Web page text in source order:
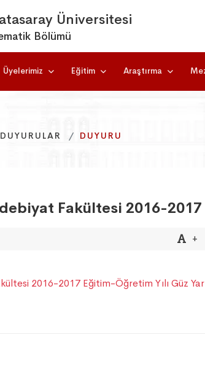
Üniversitesi
Bölümü
Üyelerimiz Eğitim Araştırma
DUYURULAR DUYURU
DUYURULAR DUYURU
DUYURULAR DUYURU
Fakültesi 2016-2017
+
2016-2017 Eğitim-Öğretim Yılı Güz